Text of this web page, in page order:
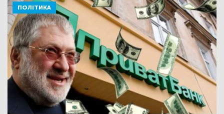
ПОЛІТИКА